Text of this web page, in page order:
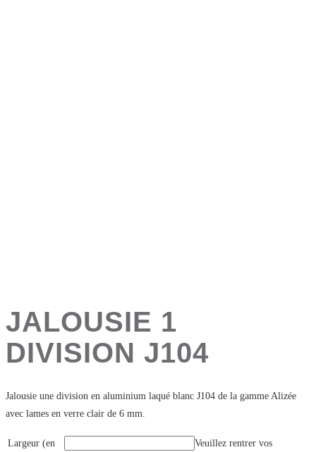
JALOUSIE 1
DIVISION J104
Jalousie une division en aluminium laqué blanc J104 de la gamme Alizée
avec lames en verre clair de 6 mm.
Largeur (en
Veuillez rentrer vos